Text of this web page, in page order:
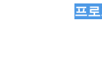
프